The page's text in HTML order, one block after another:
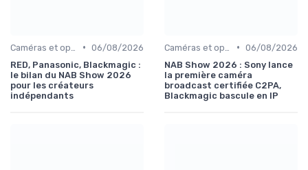
• 06/08/2026
RED, Panasonic, Blackmagic :
le bilan du NAB Show 2026
pour les créateurs
indépendants
• 06/08/2026
NAB Show 2026 : Sony lance
la première caméra
broadcast certifiée C2PA,
Blackmagic bascule en IP